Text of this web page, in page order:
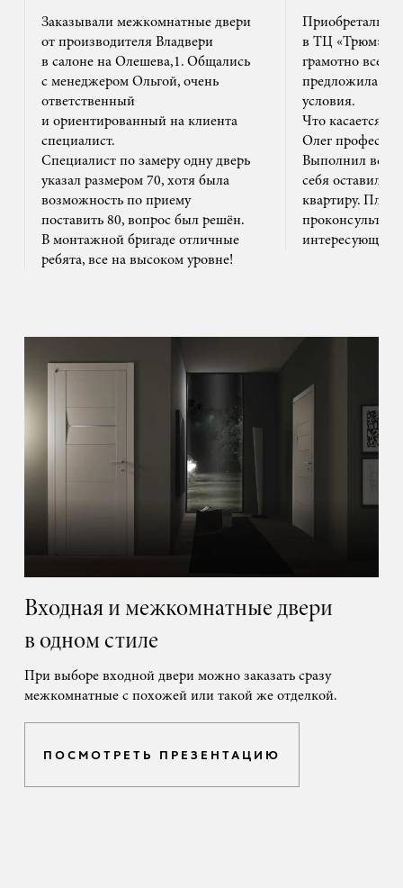
Заказывали межкомнатные двери
от производителя Владвери
в салоне на Олешева,1. Общались
с менеджером Ольгой, очень
ответственный
и ориентированный на клиента
специалист.
Специалист по замеру одну дверь
указал размером 70, хотя была
возможность по приему
поставить 80, вопрос был решён.
В монтажной бригаде отличные
ребята, все на высоком уровне!
Приобретали
в ТЦ «Трюм».
грамотно все
предложила
условия.
Что касается
Олег
Выполнил все
себя оставил
квартиру. Плюс
интересующим
Входная и межкомнатные двери
в одном стиле
При выборе входной двери можно заказать сразу
межкомнатные с похожей или такой же отделкой.
ПОСМОТРЕТЬ ПРЕЗЕНТАЦИЮ